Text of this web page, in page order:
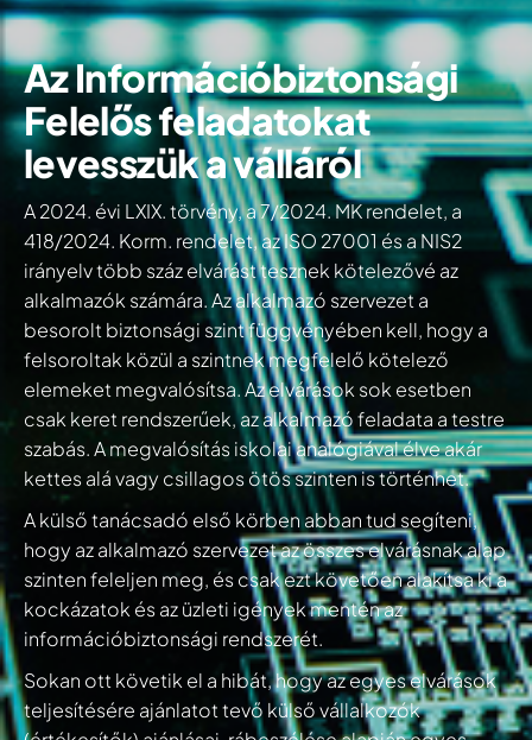
Az Információbiztonsági
Felelős feladatokat
levesszük a válláról
​​A 2024. évi LXIX. törvény, a 7/2024. MK rendelet, a
418/2024. Korm. rendelet, az ISO 27001 és a NIS2
irányelv több száz elvárást tesznek kötelezővé az
alkalmazók számára. Az alkalmazó szervezet a
besorolt biztonsági szint függvényében kell, hogy a
felsoroltak közül a szintnek megfelelő kötelező
elemeket megvalósítsa. Az elvárások sok esetben
csak keret rendszerűek, az alkalmazó feladata a testre
szabás. A megvalósítás iskolai analógiával élve akár
kettes alá vagy csillagos ötös szinten is történhet.
A külső tanácsadó első körben abban tud segíteni,
hogy az alkalmazó szervezet az összes elvárásnak alap
szinten feleljen meg, és csak ezt követően alakítsa ki a
kockázatok és az üzleti igények mentén az
információbiztonsági rendszerét.
Sokan ott követik el a hibát, hogy az egyes elvárások
teljesítésére ajánlatot tevő külső vállalkozók